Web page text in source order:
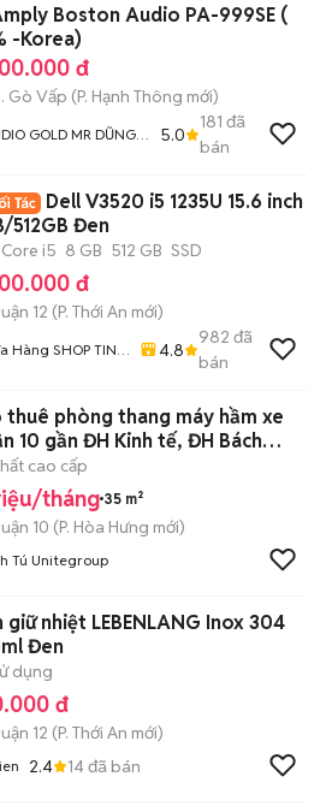
Boston Audio PA-999SE (
-Korea)
đ
Gò Vấp (P. Hạnh Thông mới)
GOLD MR DŨNG
5.0
181 đã
bán
Dell V3520 i5 1235U 15.6 inch
512GB Đen
i5 8 GB 512 GB SSD
đ
12 (P. Thới An mới)
Hàng SHOP TIN
4.8
982 đã
bán
thuê phòng thang máy hầm xe
10 gần ĐH Kinh tế, ĐH Bách
cao cấp
tháng 35 m²
10 (P. Hòa Hưng mới)
Tú Unitegroup
giữ nhiệt LEBENLANG Inox 304
Đen
dụng
đ
12 (P. Thới An mới)
2.4 14đã bán